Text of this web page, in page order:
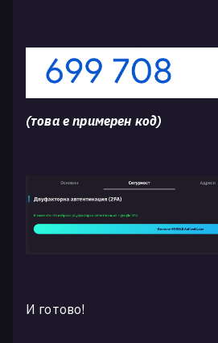
(това е примерен код)
И готово!